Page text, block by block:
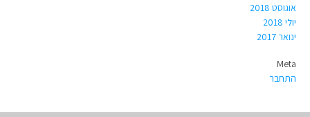
אוגוסט 2018
יולי 2018
ינואר 2017
Meta
התחבר